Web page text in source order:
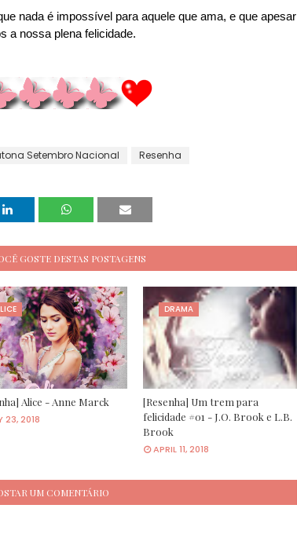
nada é impossível para aquele que ama, e que apesar
a nossa plena felicidade.
Setembro Nacional
Resenha
GOSTE DESTAS POSTAGENS
Alice - Anne Marck
23, 2018
DRAMA
[Resenha] Um trem para
felicidade #01 - J.O. Brook e L.B.
Brook
APRIL 11, 2018
UM COMENTÁRIO